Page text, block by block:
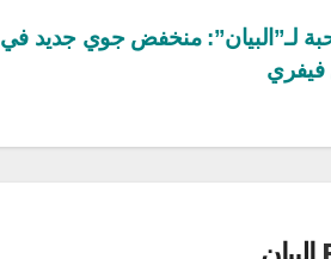
لـ”البيان”: منخفض جوي جديد في
فيفري